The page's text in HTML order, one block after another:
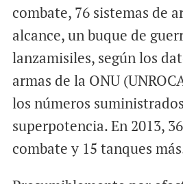
combate, 76 sistemas de
alcance, un buque de
lanzamisiles, según los
armas de la ONU
los números
superpotencia. En 2013,
combate y 15 tanques